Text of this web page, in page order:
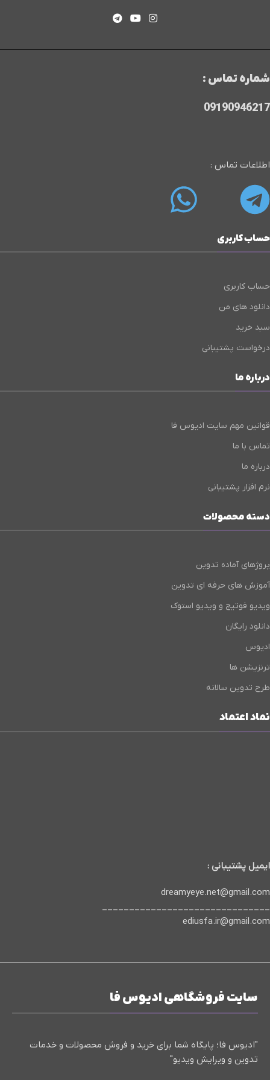
شماره تماس :
09190946217
اطلاعات تماس :
حساب کاربری
حساب کاربری
دانلود های من
سبد خرید
درخواست پشتیبانی
درباره ما
قوانین مهم سایت ادیوس فا
تماس با ما
درباره ما
نرم افزار پشتیبانی
دسته محصولات
پروژهای آماده تدوین
آموزش های حرفه ای تدوین
ویدیو فوتیج و ویدیو استوک
دانلود رایگان
ادیوس
ترنزیشن ها
طرح تدوین سالانه
نماد اعتماد
ایمیل پشتیبانی :
dreamyeye.net@gmail.com
_______________________________
ediusfa.ir@gmail.com
سایت فروشگاهی ادیوس فا
"ادیوس فا؛ پایگاه شما برای خرید و فروش محصولات و خدمات
تدوین و ویرایش ویدیو"